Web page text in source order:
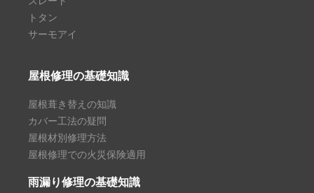
トタン
サーモアイ
屋根修理の基礎知識
屋根葺き替えの知識
カバー工法の疑問
屋根材別修理方法
屋根修理での火災保険適用
雨漏り修理の基礎知識